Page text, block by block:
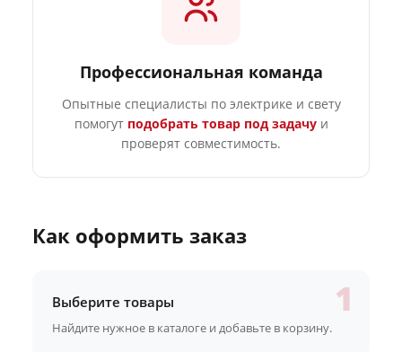
Профессиональная команда
Опытные специалисты по электрике и свету
помогут подобрать товар под задачуи
проверят совместимость.
Как оформить заказ
Выберите товары
Найдите нужное в каталоге и добавьте в корзину.